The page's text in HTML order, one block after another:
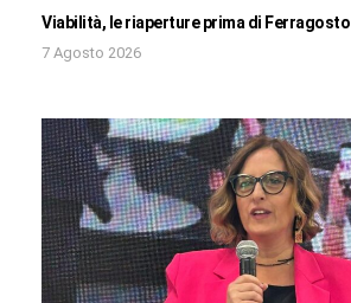
Viabilità, le riaperture prima di Ferragosto
7 Agosto 2026